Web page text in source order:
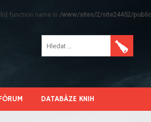
function name in /www/sites/2/site24452/
DATABÁZE KNIH